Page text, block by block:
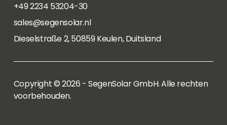
+49 2234 53204-30
sales@segensolar.nl
Dieselstraße 2, 50859 Keulen, Duitsland
Copyright © 2026 - SegenSolar GmbH. Alle rechten
voorbehouden.